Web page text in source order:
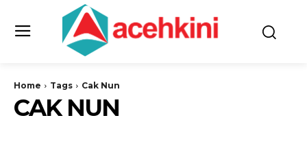
Home Tags Cak Nun
CAK NUN